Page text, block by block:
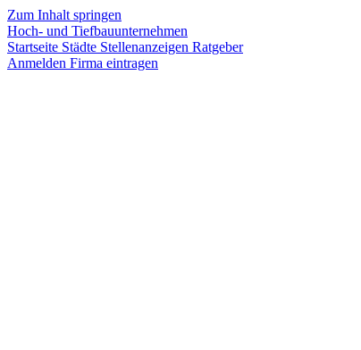
Zum Inhalt springen
Hoch- und Tiefbauunternehmen
Startseite Städte Stellenanzeigen Ratgeber
Anmelden Firma eintragen